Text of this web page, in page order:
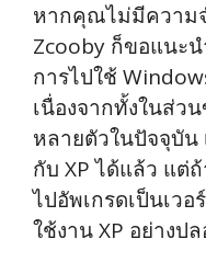
หากคุณไม่มีความจ
Zcooby ก็ขอแนะ
การไปใช้
เนื่องจากทั้งในส่ว
หลายตัวในปัจจุบัน
กับ XP ได้แล้ว แต่
ไปอัพเกรดเป็นเว
ใช้งาน XP อย่างป